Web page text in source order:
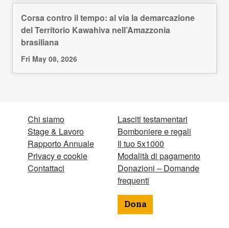
Corsa contro il tempo: al via la demarcazione
del Territorio Kawahiva nell’Amazzonia
brasiliana
Fri May 08, 2026
Chi siamo
Stage & Lavoro
Rapporto Annuale
Privacy e cookie
Contattaci
Lasciti testamentari
Bomboniere e regali
Il tuo 5x1000
Modalità di pagamento
Donazioni – Domande
frequenti
Dona